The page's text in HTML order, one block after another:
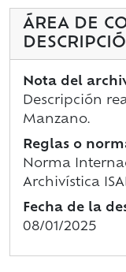
ÁREA DE
Nota del
Descripción
Manzano.
Reglas o
Norma
Archivística
Fecha de la
08/01/2025